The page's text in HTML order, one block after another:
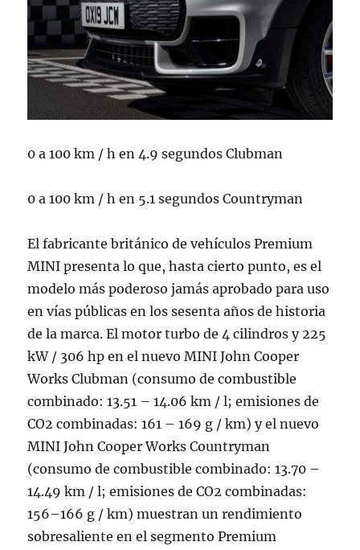
0 a 100 km / h en 4.9 segundos Clubman
0 a 100 km / h en 5.1 segundos Countryman
El fabricante británico de vehículos Premium
MINI presenta lo que, hasta cierto punto, es el
modelo más poderoso jamás aprobado para uso
en vías públicas en los sesenta años de historia
de la marca. El motor turbo de 4 cilindros y 225
kW / 306 hp en el nuevo MINI John Cooper
Works Clubman (consumo de combustible
combinado: 13.51 – 14.06 km / l; emisiones de
CO2 combinadas: 161 – 169 g / km) y el nuevo
MINI John Cooper Works Countryman
(consumo de combustible combinado: 13.70 –
14.49 km / l; emisiones de CO2 combinadas:
156–166 g / km) muestran un rendimiento
sobresaliente en el segmento Premium